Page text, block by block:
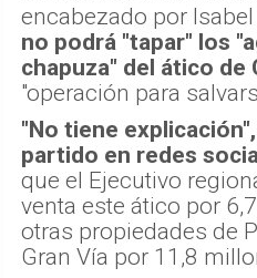
encabezado por
no podrá "tapar" los
chapuza" del ático de
"operación para
"No tiene
partido en redes
que el Ejecutivo
venta este ático por
otras propiedades de
Gran Vía por 11,8